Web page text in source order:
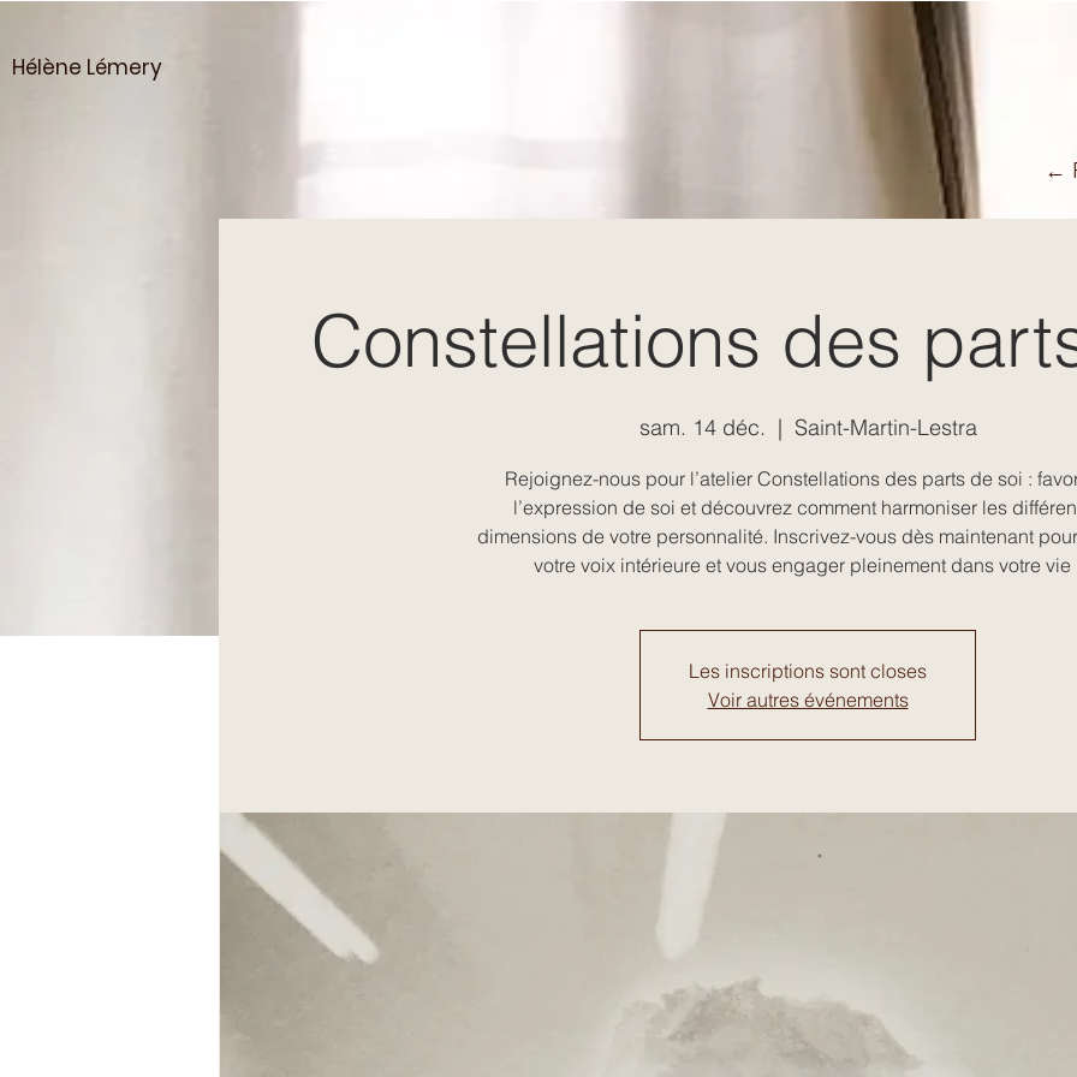
Hélène Lémery
Constellations des
sam. 14 déc.
  |
Saint-Martin-Lestra
Rejoignez-nous pour l’atelier Constellations des parts de soi :
l’expression de soi et découvrez comment harmoniser les
dimensions de votre personnalité. Inscrivez-vous dès maintenant
votre voix intérieure et vous engager pleinement dans votre vie
Les inscriptions sont closes
Voir autres événements
←